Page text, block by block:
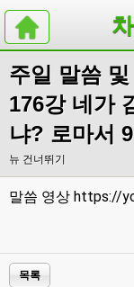
주일 말씀
176강 네가
냐? 로마서
뉴 건너뛰기
말씀 영상 https://
목록